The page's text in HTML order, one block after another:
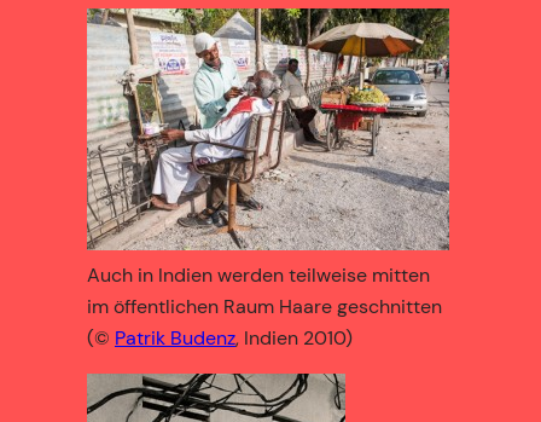
Auch in Indien werden teilweise mitten
im öffentlichen Raum Haare geschnitten
(© Patrik Budenz, Indien 2010)